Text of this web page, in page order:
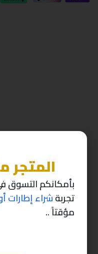
المتجر
بأمكانكم التسوق
تجربةشراء إطارات
مؤقتاً ..